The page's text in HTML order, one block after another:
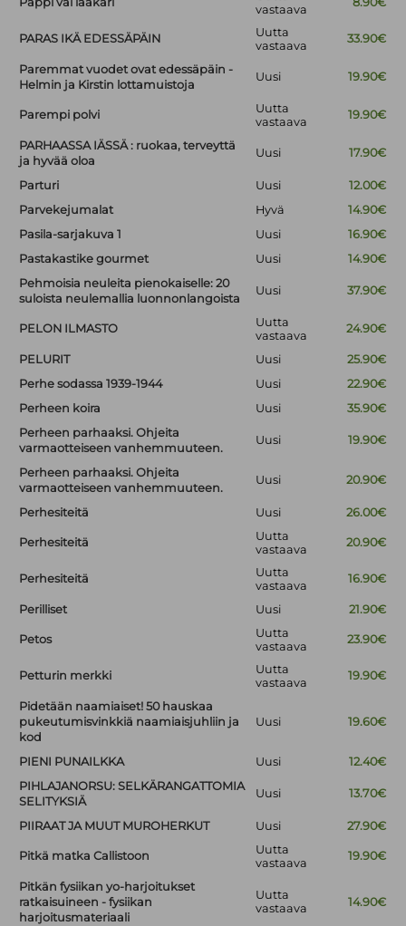
vastaava
PARAS IKÄ EDESSÄPÄIN
Uutta
vastaava
33.90€
Paremmat vuodet ovat edessäpäin -
Helmin ja Kirstin lottamuistoja
Uusi 19.90€
Parempi polvi
Uutta
vastaava
19.90€
PARHAASSA IÄSSÄ : ruokaa, terveyttä
ja hyvää oloa
Uusi 17.90€
Parturi Uusi
12.00€
Parvekejumalat
Hyvä
14.90€
Pasila-sarjakuva 1
Uusi
16.90€
Pastakastike gourmet
Uusi
14.90€
Pehmoisia neuleita pienokaiselle: 20
suloista neulemallia luonnonlangoista
Uusi 37.90€
PELON ILMASTO
Uutta
vastaava
24.90€
PELURIT Uusi
25.90€
Perhe sodassa 1939-1944
Uusi
22.90€
Perheen koira
Uusi
35.90€
Perheen parhaaksi. Ohjeita
varmaotteiseen vanhemmuuteen.
Uusi 19.90€
Perheen parhaaksi. Ohjeita
varmaotteiseen vanhemmuuteen.
Uusi 20.90€
Perhesiteitä Uusi 26.00€
Perhesiteitä
Uutta
vastaava
20.90€
Perhesiteitä
Uutta
vastaava
16.90€
Perilliset Uusi 21.90€
Petos
Uutta
vastaava
23.90€
Petturin merkki
Uutta
vastaava
19.90€
Pidetään naamiaiset! 50 hauskaa
pukeutumisvinkkiä naamiaisjuhliin ja
kod
Uusi 19.60€
PIENI PUNAILKKA Uusi
12.40€
PIHLAJANORSU: SELKÄRANGATTOMIA
SELITYKSIÄ
Uusi 13.70€
PIIRAAT JA MUUT MUROHERKUT Uusi 27.90€
Pitkä matka Callistoon
Uutta
vastaava
19.90€
Pitkän fysiikan yo-harjoitukset
ratkaisuineen - fysiikan
harjoitusmateriaali
Uutta
vastaava
14.90€